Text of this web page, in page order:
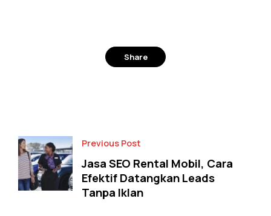
Share
Previous Post
Jasa SEO Rental Mobil, Cara
Efektif Datangkan Leads
Tanpa Iklan